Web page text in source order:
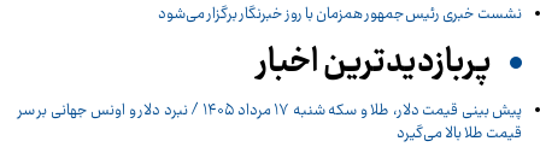
نشست خبری رئیس‌جمهور همزمان با روز خبرنگار برگزار می‌شود
پربازدیدترین اخبار
پیش ‌بینی قیمت دلار، طلا و سکه شنبه ۱۷ مرداد ۱۴۰۵ / نبرد دلار و اونس جهانی بر سر
قیمت طلا بالا می‌گیرد